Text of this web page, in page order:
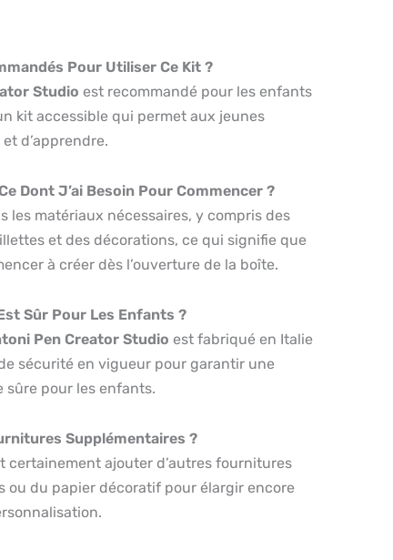
Pour Utiliser Ce Kit ?
Studio est recommandé pour les enfants
kit accessible qui permet aux jeunes
d’apprendre.
Dont J’ai Besoin Pour Commencer ?
les matériaux nécessaires, y compris des
et des décorations, ce qui signifie que
à créer dès l’ouverture de la boîte.
Sûr Pour Les Enfants ?
Pen Creator Studio est fabriqué en Italie
sécurité en vigueur pour garantir une
sûre pour les enfants.
Supplémentaires ?
certainement ajouter d’autres fournitures
ou du papier décoratif pour élargir encore